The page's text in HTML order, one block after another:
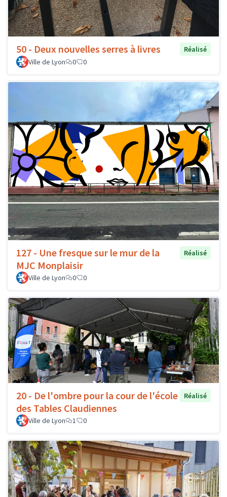
50 - Deux nouvelles serres à livres
Réalisé
Ville de Lyon
0 0
127 - Une fresque sur le mur de la
MJC Monplaisir
Réalisé
Ville de Lyon 0 0
20 - De l'ombre pour la cour de l'école
des Tables Claudiennes
Réalisé
Ville de Lyon 1 0